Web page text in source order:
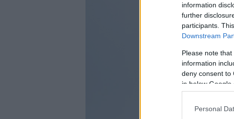
information
further
participants.
Downstream
Please note
information
deny consent to
in below Google
Personal